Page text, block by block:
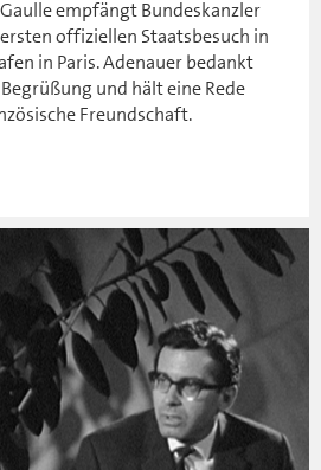
empfängt Bundeskanzler
offiziellen Staatsbesuch in
in Paris. Adenauer bedankt
und hält eine Rede
Freundschaft.